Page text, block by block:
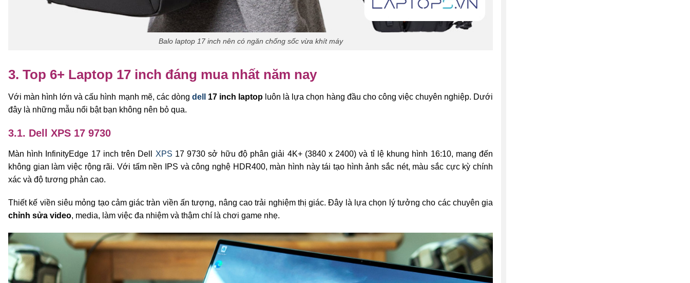
Balo laptop 17 inch nên có ngăn chống sốc vừa khít máy
3. Top 6+ Laptop 17 inch đáng mua nhất năm nay
Với màn hình lớn và cấu hình mạnh mẽ, các dòng dell 17 inch laptop luôn là lựa chọn hàng đầu cho công việc chuyên nghiệp. Dưới
đây là những mẫu nổi bật bạn không nên bỏ qua.
3.1. Dell XPS 17 9730
Màn hình InfinityEdge 17 inch trên Dell XPS 17 9730 sở hữu độ phân giải 4K+ (3840 x 2400) và tỉ lệ khung hình 16:10, mang đến
không gian làm việc rộng rãi. Với tấm nền IPS và công nghệ HDR400, màn hình này tái tạo hình ảnh sắc nét, màu sắc cực kỳ chính
xác và độ tương phản cao.
Thiết kế viền siêu mỏng tạo cảm giác tràn viền ấn tượng, nâng cao trải nghiệm thị giác. Đây là lựa chọn lý tưởng cho các chuyên gia
chỉnh sửa video, media, làm việc đa nhiệm và thậm chí là chơi game nhẹ.